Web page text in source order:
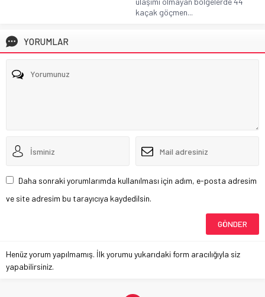
kaçak göçmen...
YORUMLAR
Daha sonraki yorumlarımda kullanılması için adım, e-posta adresim
ve site adresim bu tarayıcıya kaydedilsin.
Henüz yorum yapılmamış. İlk yorumu yukarıdaki form aracılığıyla siz
yapabilirsiniz.